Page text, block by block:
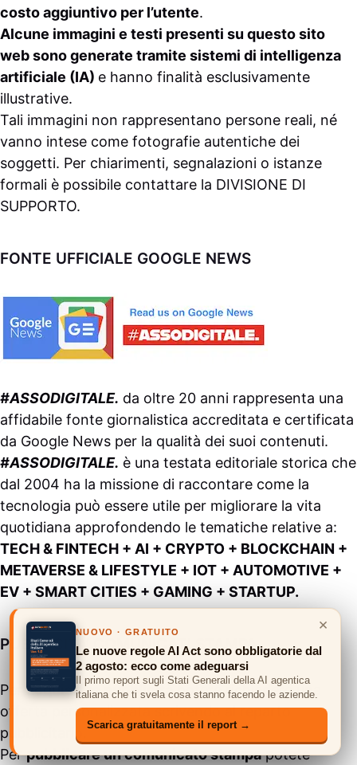
costo aggiuntivo per l’utente.
Alcune immagini e testi presenti su questo sito
web sono generate tramite sistemi di intelligenza
artificiale (IA) e hanno finalità esclusivamente
illustrative.
Tali immagini non rappresentano persone reali, né
vanno intese come fotografie autentiche dei
soggetti. Per chiarimenti, segnalazioni o istanze
formali è possibile contattare la DIVISIONE DI
SUPPORTO.
FONTE UFFICIALE GOOGLE NEWS
#ASSODIGITALE. da oltre 20 anni rappresenta una
affidabile fonte giornalistica accreditata e certificata
da Google News per la qualità dei suoi contenuti.
#ASSODIGITALE. è una testata editoriale storica che
dal 2004 ha la missione di raccontare come la
tecnologia può essere utile per migliorare la vita
quotidiana approfondendo le tematiche relative a:
TECH & FINTECH + AI + CRYPTO + BLOCKCHAIN +
METAVERSE & LIFESTYLE + IOT + AUTOMOTIVE +
EV + SMART CITIES + GAMING + STARTUP.
PUBBLICITA’ COMUNICATI STAMPA
Per acquistare pubblicitàpotete richiedere una
offerta personalizzata scrivendo alreparto
pubblicitario
Perpubblicare un comunicato stampapotete
×
NUOVO · GRATUITO
Le nuove regole AI Act sono obbligatorie dal
2 agosto: ecco come adeguarsi
Il primo report sugli Stati Generali della AI agentica
italiana che ti svela cosa stanno facendo le aziende.
Scarica gratuitamente il report →